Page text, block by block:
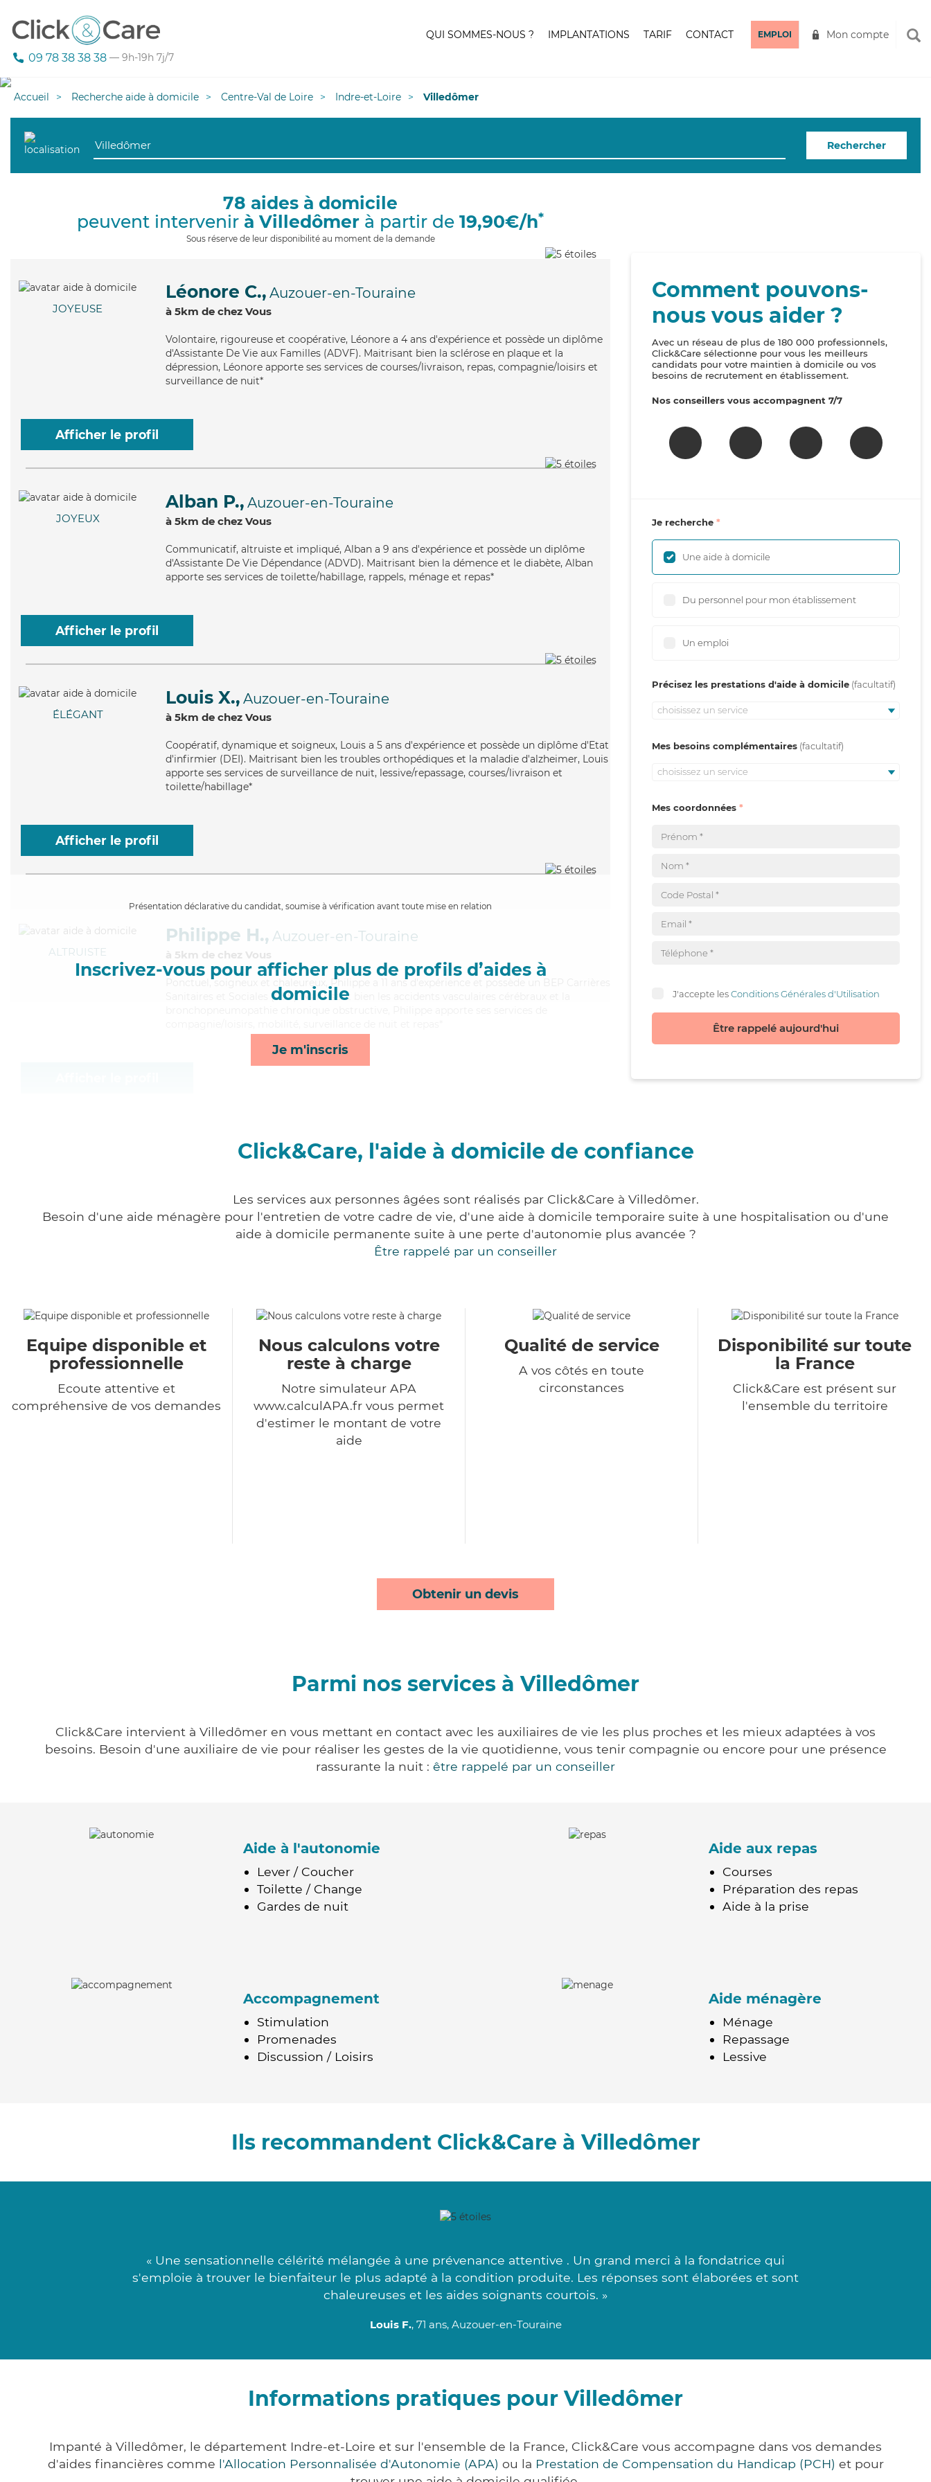
09 78 38 38 38 — 9h-19h 7j/7
QUI SOMMES-NOUS ? IMPLANTATIONS TARIF CONTACT EMPLOI Mon compte
Accueil Recherche aide à domicile Centre-Val de Loire Indre-et-Loire Villedômer
Rechercher
78 aides à domicile
peuvent intervenir à Villedômer à partir de 19,90€/h*
Sous réserve de leur disponibilité au moment de la demande
JOYEUSE
Léonore C., Auzouer-en-Touraine
à 5km de chez Vous
Volontaire, rigoureuse et coopérative, Léonore a 4 ans d'expérience et possède un diplôme
d'Assistante De Vie aux Familles (ADVF). Maitrisant bien la sclérose en plaque et la
dépression, Léonore apporte ses services de courses/livraison, repas, compagnie/loisirs et
surveillance de nuit*
Afficher le profil
JOYEUX
Alban P., Auzouer-en-Touraine
à 5km de chez Vous
Communicatif, altruiste et impliqué, Alban a 9 ans d'expérience et possède un diplôme
d'Assistante De Vie Dépendance (ADVD). Maitrisant bien la démence et le diabète, Alban
apporte ses services de toilette/habillage, rappels, ménage et repas*
Afficher le profil
ÉLÉGANT
Louis X., Auzouer-en-Touraine
à 5km de chez Vous
Coopératif, dynamique et soigneux, Louis a 5 ans d'expérience et possède un diplôme d'Etat
d'infirmier (DEI). Maitrisant bien les troubles orthopédiques et la maladie d'alzheimer, Louis
apporte ses services de surveillance de nuit, lessive/repassage, courses/livraison et
toilette/habillage*
Afficher le profil
Présentation déclarative du candidat, soumise à vérification avant toute mise en relation
Inscrivez-vous pour afficher plus de profils d’aides à
domicile
Je m'inscris
ALTRUISTE
Philippe H., Auzouer-en-Touraine
à 5km de chez Vous
, soigneux et chaleureux, Philippe a 11 ans d'expérience et possède un BEP Carrières
Sanitaires et Sociales (CSS). Maitrisant bien les accidents vasculaires cérébraux et la
Comment pouvons-
nous vous aider ?
Avec un réseau de plus de 180 000 professionnels,
Click&Care sélectionne pour vous les meilleurs
candidats pour votre maintien à domicile ou vos
besoins de recrutement en établissement.
Nos conseillers vous accompagnent 7/7
Je recherche
Une aide à domicile
Du personnel pour mon établissement
Un emploi
Précisez les prestations d'aide à domicile
choisissez un service
Mes besoins complémentaires
choisissez un service
Mes coordonnées
J'accepte lesConditions Générales d'Utilisation
Être rappelé aujourd'hui
Click&Care, l'aide à domicile de confiance
Les services aux personnes âgées sont réalisés par Click&Care à Villedômer.
Besoin d'une aide ménagère pour l'entretien de votre cadre de vie, d'une aide à domicile temporaire suite à une hospitalisation ou d'une
aide à domicile permanente suite à une perte d'autonomie plus avancée ?
Être rappelé par un conseiller
Equipe disponible et
professionnelle
Ecoute attentive et
compréhensive de vos demandes
Nous calculons votre
reste à charge
Notre simulateur APA
www.calculAPA.fr vous permet
d'estimer le montant de votre
aide
Qualité de service
A vos côtés en toute
circonstances
Disponibilité sur toute
la France
Click&Care est présent sur
l'ensemble du territoire
Obtenir un devis
Parmi nos services à Villedômer
Click&Care intervient à Villedômer en vous mettant en contact avec les auxiliaires de vie les plus proches et les mieux adaptées à vos
besoins. Besoin d'une auxiliaire de vie pour réaliser les gestes de la vie quotidienne, vous tenir compagnie ou encore pour une présence
rassurante la nuit : être rappelé par un conseiller
Aide à l'autonomie
Lever / Coucher
Toilette / Change
Gardes de nuit
Aide aux repas
Courses
Préparation des repas
Aide à la prise
Accompagnement
Stimulation
Promenades
Discussion / Loisirs
Aide ménagère
Ménage
Repassage
Lessive
Ils recommandent Click&Care à Villedômer
« Une sensationnelle célérité mélangée à une prévenance attentive . Un grand merci à la fondatrice qui
s'emploie à trouver le bienfaiteur le plus adapté à la condition produite. Les réponses sont élaborées et sont
chaleureuses et les aides soignants courtois. »
Louis F., 71 ans, Auzouer-en-Touraine
Informations pratiques pour Villedômer
Impanté à Villedômer, le département Indre-et-Loire et sur l'ensemble de la France, Click&Care vous accompagne dans vos demandes
d'aides financières comme l'Allocation Personnalisée d'Autonomie (APA) ou la Prestation de Compensation du Handicap (PCH) et pour